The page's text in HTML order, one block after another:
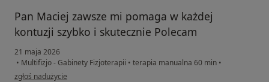
Pan Maciej zawsze mi pomaga w każdej
kontuzji szybko i skutecznie Polecam
21 maja 2026
• Multifizjo - Gabinety Fizjoterapii • terapia manualna 60 min •
w opinii użytkownika Anna
zgłoś nadużycie